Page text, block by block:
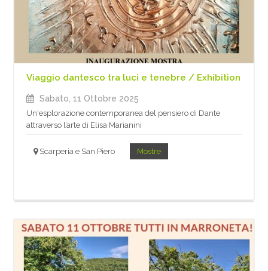
Viaggio dantesco tra luci e tenebre / Exhibition
Sabato, 11 Ottobre 2025
Un'esplorazione contemporanea del pensiero di Dante
attraverso l’arte di Elisa Marianini
Scarperia e San Piero Mostre